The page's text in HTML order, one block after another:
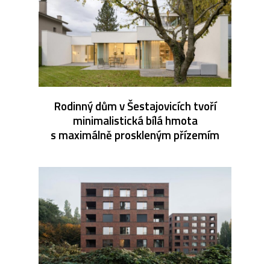
Rodinný dům v Šestajovicích tvoří
minimalistická bílá hmota
s maximálně proskleným přízemím